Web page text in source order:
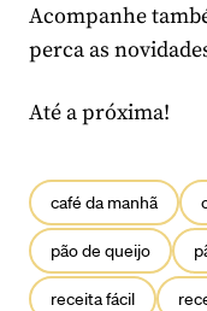
Acompanhe
perca as
Até a próxima!
café da manhã
pão de queijo
receita fácil